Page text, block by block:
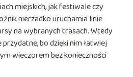
miejskich, jak festiwale czy
nierzadko uruchamia linie
na wybranych trasach. Wtedy
bo dzięki nim łatwiej
wieczorem bez konieczności